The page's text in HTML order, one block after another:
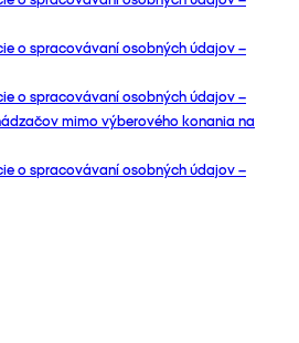
o spracovávaní osobných údajov –
o spracovávaní osobných údajov –
mimo výberového konania na
o spracovávaní osobných údajov –